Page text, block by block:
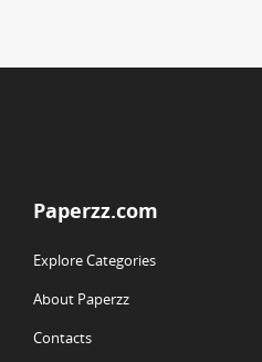
Paperzz.com
Explore Categories
About Paperzz
Contacts